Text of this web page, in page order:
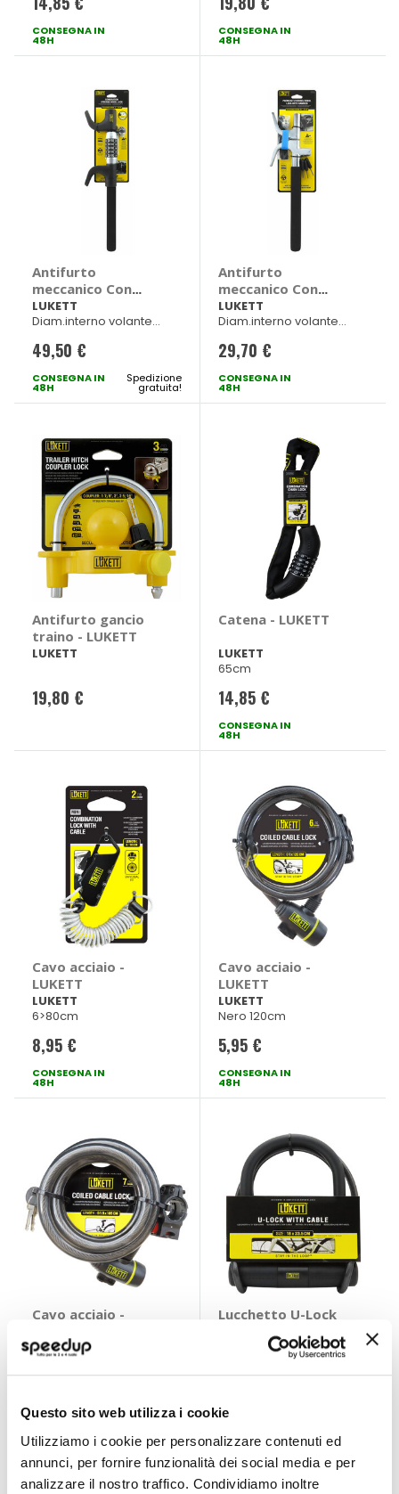
Questo sito web utilizza i cookie
Utilizziamo i cookie per personalizzare contenuti ed
annunci, per fornire funzionalità dei social media e per
analizzare il nostro traffico. Condividiamo inoltre
CONSEGNA IN
48H
CONSEGNA IN
48H
Antifurto
meccanico Con
combinazione -
LUKETT
LUKETT
Diam.interno volante
49,50 €
CONSEGNA IN
48H
Spedizione
gratuita!
Antifurto
meccanico Con
martello - LUKETT
LUKETT
Diam.interno volante
29,70 €
CONSEGNA IN
48H
Antifurto gancio
traino - LUKETT
LUKETT
19,80 €
Catena - LUKETT
LUKETT
65cm
14,85 €
CONSEGNA IN
48H
Cavo acciaio -
LUKETT
LUKETT
6>80cm
8,95 €
CONSEGNA IN
48H
Cavo acciaio -
LUKETT
LUKETT
Nero 120cm
5,95 €
CONSEGNA IN
48H
Cavo acciaio -
LUKETT
CONSEGNA IN
Lucchetto U-Lock
With Cable -
LUKETT
CONSEGNA IN